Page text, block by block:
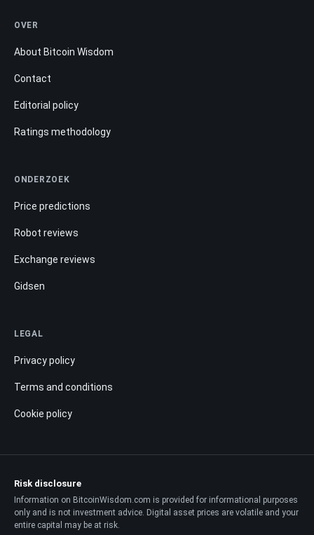
OVER
About Bitcoin Wisdom
Contact
Editorial policy
Ratings methodology
ONDERZOEK
Price predictions
Robot reviews
Exchange reviews
Gidsen
LEGAL
Privacy policy
Terms and conditions
Cookie policy
Risk disclosure
Information on BitcoinWisdom.com is provided for informational purposes
only and is not investment advice. Digital asset prices are volatile and your
entire capital may be at risk.